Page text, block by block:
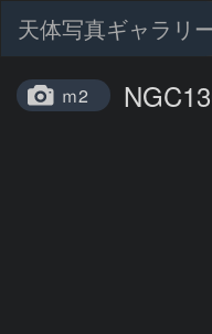
天体写真ギャラリ
ｍ2